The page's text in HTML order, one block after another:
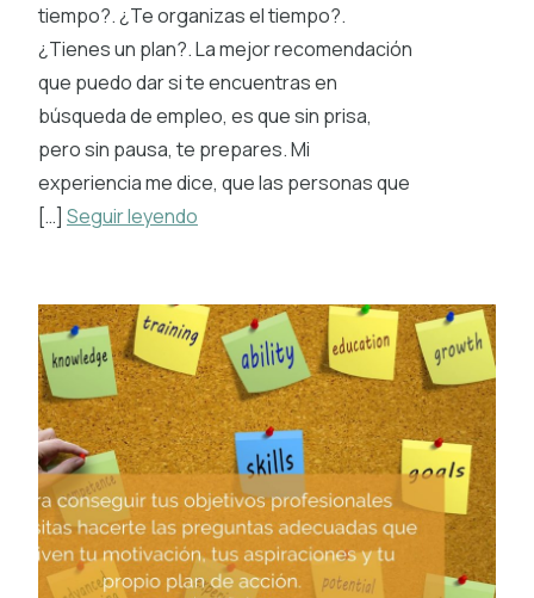
tiempo?. ¿Te organizas el tiempo?.
¿Tienes un plan?. La mejor recomendación
que puedo dar si te encuentras en
búsqueda de empleo, es que sin prisa,
pero sin pausa, te prepares. Mi
experiencia me dice, que las personas que
[…] Seguir leyendo